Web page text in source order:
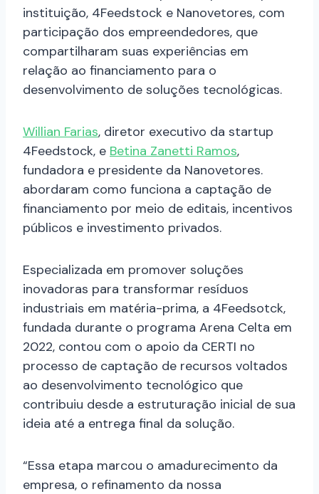
instituição, 4Feedstock e Nanovetores, com
participação dos empreendedores, que
compartilharam suas experiências em
relação ao financiamento para o
desenvolvimento de soluções tecnológicas.
Willian Farias, diretor executivo da startup
4Feedstock, e Betina Zanetti Ramos,
fundadora e presidente da Nanovetores.
abordaram como funciona a captação de
financiamento por meio de editais, incentivos
públicos e investimento privados.
Especializada em promover soluções
inovadoras para transformar resíduos
industriais em matéria-prima, a 4Feedsotck,
fundada durante o programa Arena Celta em
2022, contou com o apoio da CERTI no
processo de captação de recursos voltados
ao desenvolvimento tecnológico que
contribuiu desde a estruturação inicial de sua
ideia até a entrega final da solução.
“Essa etapa marcou o amadurecimento da
empresa, o refinamento da nossa